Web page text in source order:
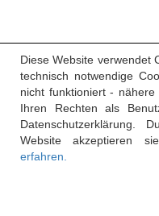
Diese Website verwendet
technisch notwendige
nicht funktioniert -
Ihren Rechten als
Datenschutzerklärung.
Website akzeptieren
erfahren.